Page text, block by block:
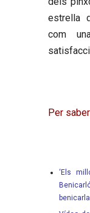
estrella
com
Per
‘Els